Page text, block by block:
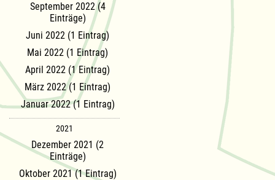
September 2022 (4
Einträge)
Juni 2022 (1 Eintrag)
Mai 2022 (1 Eintrag)
April 2022 (1 Eintrag)
März 2022 (1 Eintrag)
Januar 2022 (1 Eintrag)
2021
Dezember 2021 (2
Einträge)
Oktober 2021 (1 Eintrag)